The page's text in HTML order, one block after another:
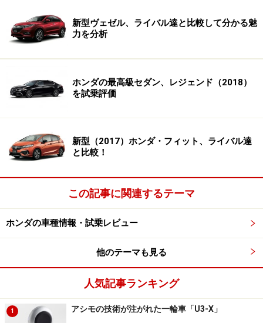
新型ヴェゼル、ライバル達と比較して分かる魅
力を分析
ホンダの最高級セダン、レジェンド（2018）
を試乗評価
新型（2017）ホンダ・フィット、ライバル達
と比較！
この記事に関連するテーマ
ホンダの車種情報・試乗レビュー
他のテーマも見る
人気記事ランキング
1 アシモの技術が注がれた一輪車「U3-X」